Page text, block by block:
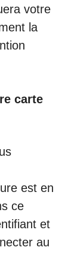
votre
la
carte
est en
ce
et
au